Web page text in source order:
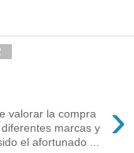
›
valorar la compra
marcas y
el afortunado ...